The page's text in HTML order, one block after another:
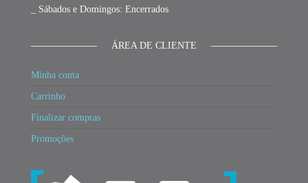
_ Sábados e Domingos: Encerrados
ÁREA DE CLIENTE
Minha conta
Carrinho
Finalizar compras
Promoções